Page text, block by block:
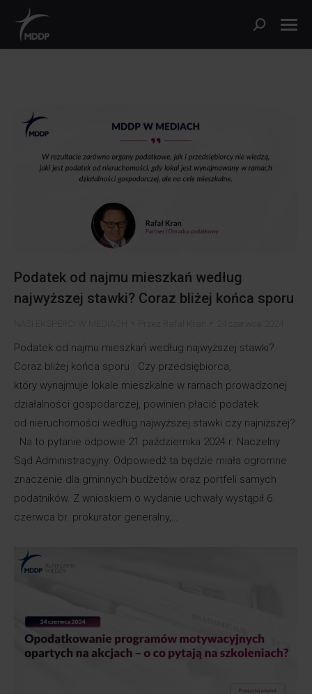
Szukaj:
Podatek od najmu mieszkań według
najwyższej stawki? Coraz bliżej końca sporu
Podatek od najmu mieszkań według najwyższej stawki?
Coraz bliżej końca sporu Czy przedsiębiorca,
który wynajmuje lokale mieszkalne w ramach prowadzonej
działalności gospodarczej, powinien płacić podatek
od nieruchomości według najwyższej stawki czy najniższej?
Na to pytanie odpowie 21 października 2024 r. Naczelny
Sąd Administracyjny. Odpowiedź ta będzie miała ogromne
znaczenie dla gminnych budżetów oraz portfeli samych
podatników. Z wnioskiem o wydanie uchwały wystąpił 6
czerwca br. prokurator generalny,…